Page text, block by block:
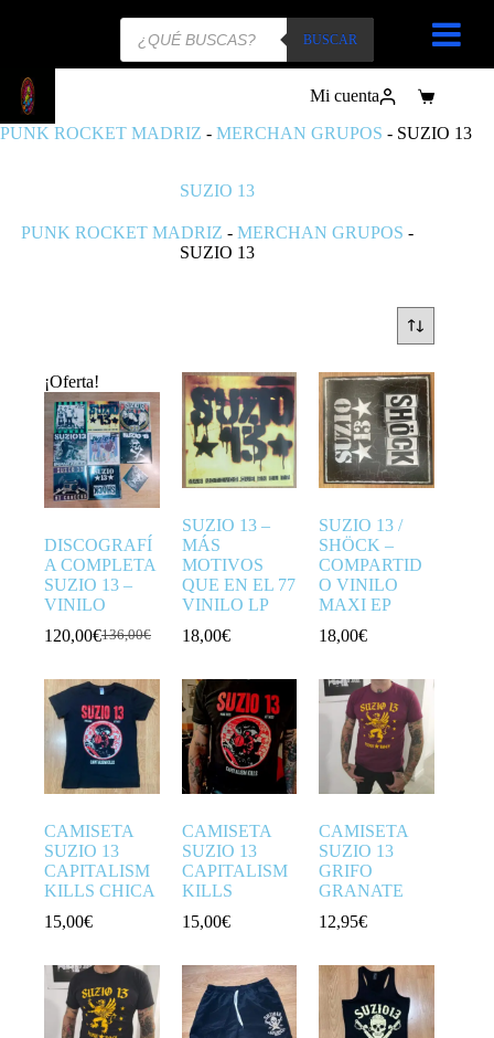
Búsqueda
BUSCAR
Mi cuenta
Carro
de
compra
PUNK ROCKET MADRIZ - MERCHAN GRUPOS - SUZIO 13
SUZIO 13
PUNK ROCKET MADRIZ -MERCHAN GRUPOS -
SUZIO 13
¡Oferta!
DISCOGRAFÍ
A COMPLETA
SUZIO 13 –
VINILO
136,00€
El
original
era:
136,00€.
120,00€El
actual
es:
120,00€.
SUZIO 13 –
MÁS
MOTIVOS
QUE EN EL 77
VINILO LP
18,00€
SUZIO 13 /
SHÖCK –
COMPARTID
O VINILO
MAXI EP
18,00€
CAMISETA
SUZIO 13
CAPITALISM
KILLS CHICA
15,00€
CAMISETA
SUZIO 13
CAPITALISM
KILLS
15,00€
CAMISETA
SUZIO 13
GRIFO
GRANATE
12,95€